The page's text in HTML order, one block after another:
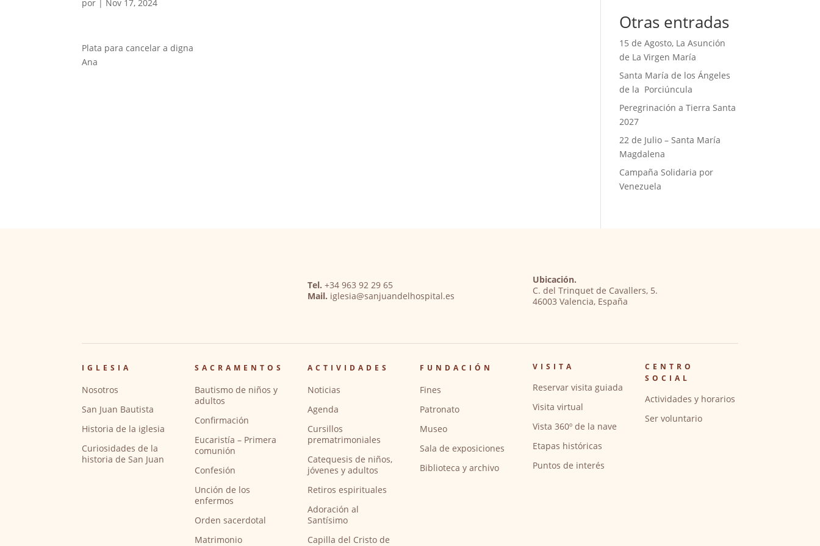
por | Nov 17, 2024
Plata para cancelar a digna
Ana
Otras entradas
15 de Agosto, La Asunción
de La Virgen María
Santa María de los Ángeles
de la Porciúncula
Peregrinación a Tierra Santa
2027
22 de Julio – Santa María
Magdalena
Campaña Solidaria por
Venezuela
Tel. +34 963 92 29 65
Mail. iglesia@sanjuandelhospital.es
Ubicación.
C. del Trinquet de Cavallers, 5.
46003 Valencia, España
IGLESIA
Nosotros
San Juan Bautista
Historia de la iglesia
Curiosidades de la
historia de San Juan
SACRAMENTOS
Bautismo de niños y
adultos
Confirmación
Eucaristía – Primera
comunión
Confesión
Unción de los
enfermos
Orden sacerdotal
Matrimonio
ACTIVIDADES
Noticias
Agenda
Cursillos
prematrimoniales
Catequesis de niños,
jóvenes y adultos
Retiros espirituales
Adoración al
Santísimo
Capilla del Cristo de
FUNDACIÓN
Fines
Patronato
Museo
Sala de exposiciones
Biblioteca y archivo
VISITA
Reservar visita guiada
Visita virtual
Vista 360º de la nave
Etapas históricas
Puntos de interés
CENTRO
SOCIAL
Actividades y horarios
Ser voluntario